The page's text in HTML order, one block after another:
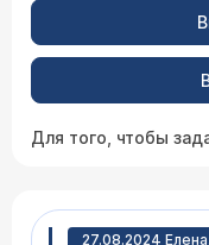
Для того, чтобы
27.08.2024